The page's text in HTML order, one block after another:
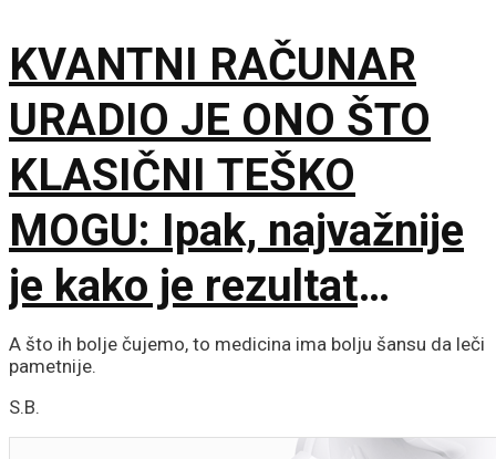
KVANTNI RAČUNAR
URADIO JE ONO ŠTO
KLASIČNI TEŠKO
MOGU: Ipak, najvažnije
je kako je rezultat
proveren
A što ih bolje čujemo, to medicina ima bolju šansu da leči
pametnije.
S.B.